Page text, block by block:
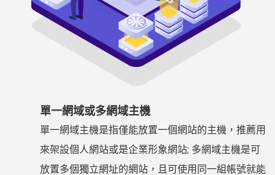
單一網域或多網域主機
單一網域主機是指僅能放置一個網站的主機，推薦用
來架設個人網站或是企業形象網站; 多網域主機是可
放置多個獨立網址的網站，且可使用同一組帳號就能